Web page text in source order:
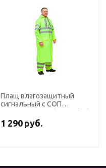
Плащ влагозащитный
сигнальный с СОП
лимонный
1 290 руб.